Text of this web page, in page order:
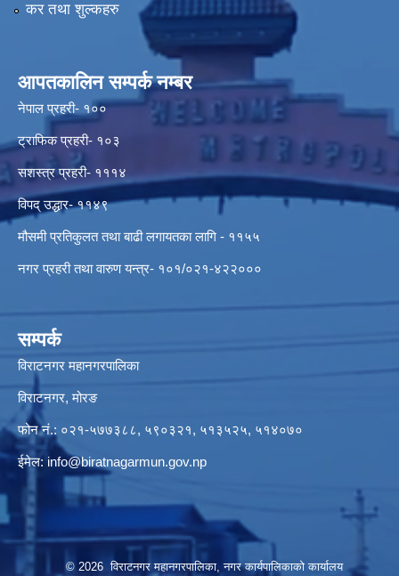
कर तथा शुल्कहरु
आपतकालिन सम्पर्क नम्बर
नेपाल प्रहरी- १००
ट्राफिक प्रहरी- १०३
सशस्त्र प्रहरी- १११४
विपद् उद्धार- ११४९
मौसमी प्रतिकुलत तथा बाढी लगायतका लागि - ११५५
नगर प्रहरी तथा वारुण यन्त्र- १०१/०२१-४२२०००
सम्पर्क
विराटनगर महानगरपालिका
विराटनगर, मोरङ
फोन नं.: ०२१-५७७३८८, ५९०३२१, ५१३५२५, ५१४०७०
ईमेल: info@biratnagarmun.gov.np
© 2026 विराटनगर महानगरपालिका, नगर कार्यपालिकाको कार्यालय